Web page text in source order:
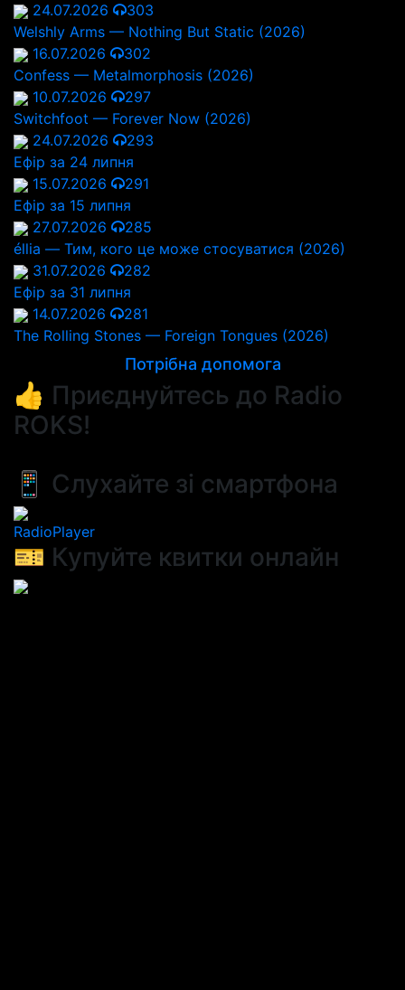
24.07.2026
303
Welshly Arms — Nothing But Static (2026)
16.07.2026
302
Confess — Metalmorphosis (2026)
10.07.2026
297
Switchfoot — Forever Now (2026)
24.07.2026
293
Ефір за 24 липня
15.07.2026
291
Ефір за 15 липня
27.07.2026
285
éllia — Тим, кого це може стосуватися (2026)
31.07.2026
282
Ефір за 31 липня
14.07.2026
281
The Rolling Stones — Foreign Tongues (2026)
Потрібна допомога
👍 Приєднуйтесь до Radio
ROKS!
📱 Слухайте зі смартфона
RadioPlayer
🎫 Купуйте квитки онлайн